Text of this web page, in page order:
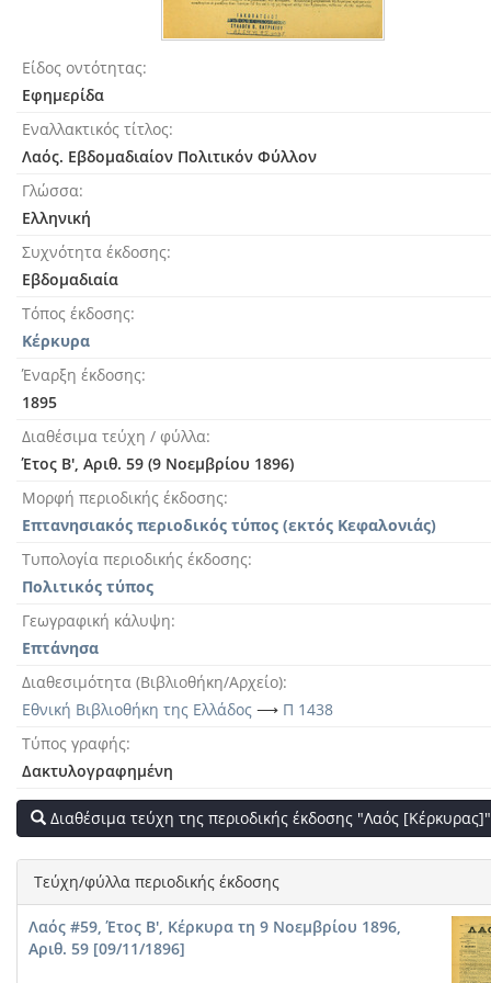
Είδος οντότητας
Εφημερίδα
Eναλλακτικός τίτλος
Λαός. Εβδομαδιαίον Πολιτικόν Φύλλον
Γλώσσα
Ελληνική
Συχνότητα έκδοσης
Εβδομαδιαία
Τόπος έκδοσης
Κέρκυρα
Έναρξη έκδοσης
1895
Διαθέσιμα τεύχη / φύλλα
Έτος Β', Αριθ. 59 (9 Νοεμβρίου 1896)
Μορφή περιοδικής έκδοσης
Επτανησιακός περιοδικός τύπος (εκτός Κεφαλονιάς)
Τυπολογία περιοδικής έκδοσης
Πολιτικός τύπος
Γεωγραφική κάλυψη
Επτάνησα
Διαθεσιμότητα (Βιβλιοθήκη/Αρχείο)
Εθνική Βιβλιοθήκη της Ελλάδος ⟶ Π 1438
Τύπος γραφής
Δακτυλογραφημένη
Διαθέσιμα τεύχη της περιοδικής έκδοσης "Λαός
Τεύχη/φύλλα περιοδικής έκδοσης
Λαός #59, Έτος Β', Κέρκυρα τη 9 Νοεμβρίου 1896,
Αριθ. 59 [09/11/1896]